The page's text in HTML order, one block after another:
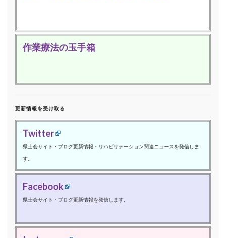
作業療法の玉手箱
更新情報を受け取る
Twitter
県士会サイト・ブログ更新情報・リハビリテーション関連ニュースを発信しま
す。
Facebook
県士会サイト・ブログ更新情報を発信します。